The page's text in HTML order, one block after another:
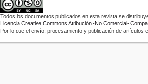
Todos los documentos publicados en esta revista se
Licencia Creative Commons Atribución -No Comercial-
Por lo que el envío, procesamiento y publicación de artículos